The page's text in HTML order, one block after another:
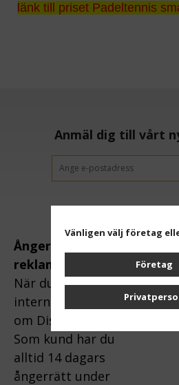
länk till priset Padeltennis
Anmäl dig till vårt
Ångerrätt och
reklamation:
När du handlar via
internet gäller lagen
om Distansavtal.
Som kund har du
alltid 14 dagars
ångerrätt under
Vänligen välj företag
Företag